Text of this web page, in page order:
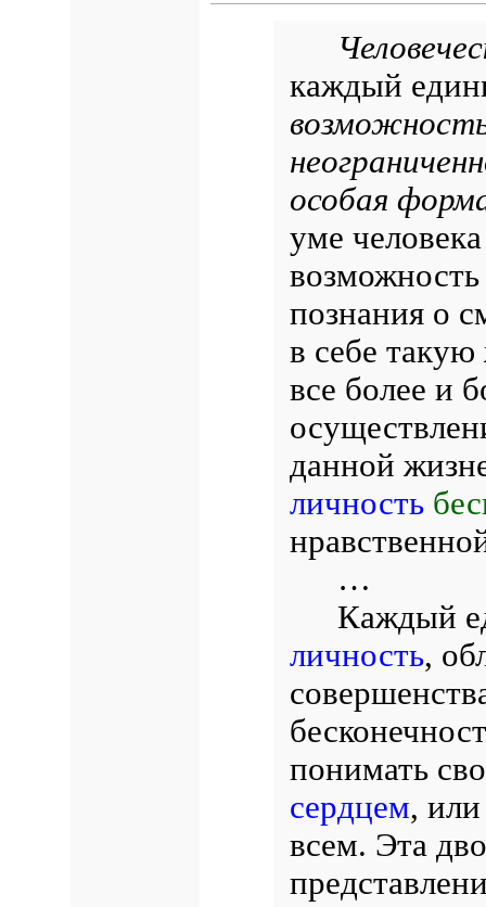
каждый
особая
уме
возможность
познания о
в себе
все более и
данной
личность
…
Каждый
личность,
понимать
сердцем,
всем. Эта